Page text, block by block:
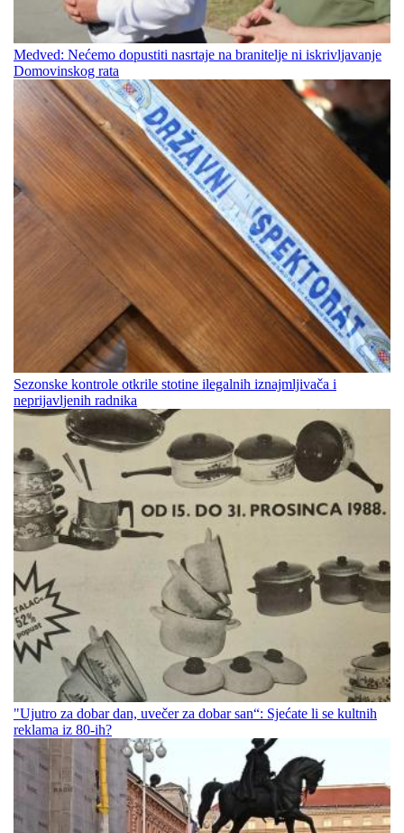
Medved: Nećemo dopustiti nasrtaje na branitelje ni iskrivljavanje
Domovinskog rata
Sezonske kontrole otkrile stotine ilegalnih iznajmljivača i
neprijavljenih radnika
"Ujutro za dobar dan, uvečer za dobar san“: Sjećate li se kultnih
reklama iz 80-ih?